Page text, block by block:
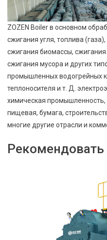
ZOZEN Boiler в основном
сжигания угля, топлива
сжигания биомассы, сжигания
сжигания мусора и других
промышленных водогрейных
теплоносителя и т. Д.
химическая промышленность,
пищевая, бумага,
многие другие отрасли и